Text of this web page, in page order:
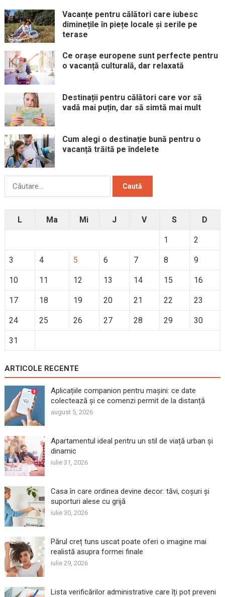
Vacanțe pentru călători care iubesc
diminețile în piețe locale și serile pe
terase
Ce orașe europene sunt perfecte pentru
o vacanță culturală, dar relaxată
Destinații pentru călători care vor să
vadă mai puțin, dar să simtă mai mult
Cum alegi o destinație bună pentru o
vacanță trăită pe îndelete
Caută
L Ma Mi J V S D
1 2
3 4 5 6 7 8 9
10 11 12 13 14 15 16
17 18 19 20 21 22 23
24 25 26 27 28 29 30
31
ARTICOLE RECENTE
Aplicațiile companion pentru mașini: ce date
colectează și ce comenzi permit de la distanță
august 5, 2026
Apartamentul ideal pentru un stil de viață urban și
dinamic
iulie 31, 2026
Casa în care ordinea devine decor: tăvi, coșuri și
suporturi alese cu grijă
iulie 30, 2026
Părul creț tuns uscat poate oferi o imagine mai
realistă asupra formei finale
iulie 29, 2026
Lista verificărilor administrative care îți pot preveni